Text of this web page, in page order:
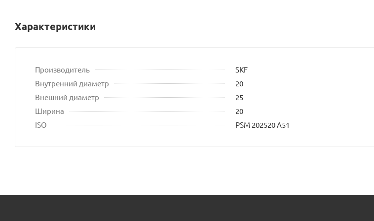
Характеристики
Производитель
SKF
Внутренний диаметр
20
Внешний диаметр
25
Ширина
20
ISO
PSM 202520 A51